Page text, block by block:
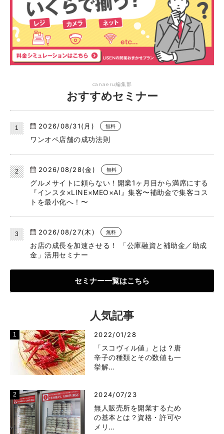
canaeru編集部
おすすめセミナー
2026/08/31(月) 無料
ワンオペ店舗の成功法則
2026/08/28(金) 無料
グルメサイトに頼らない！開業1ヶ月目から満席にする
『インスタ×LINE×MEO×AI』集客〜補助金で集客コス
トを最小化へ！〜
2026/08/27(木) 無料
お店の成長を加速させる！ 「公庫融資と補助金／助成
金」活用セミナー
セミナー一覧はこちら
人気記事
2022/01/28
「スコヴィル値」とは？唐
辛子の種類とその数値も一
挙解…
2024/07/23
無人販売所を開業するため
の基本とは？資格・許可や
メリ…